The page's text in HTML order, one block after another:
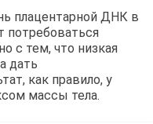
плацентарной ДНК в
потребоваться
с тем, что низкая
дать
как правило, у
массы тела.